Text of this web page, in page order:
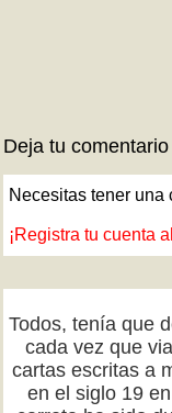
Deja tu comentario
Necesitas tener una
¡Registra tu cuenta
Todos, tenía que
cada vez que
cartas escritas a
en el siglo 19